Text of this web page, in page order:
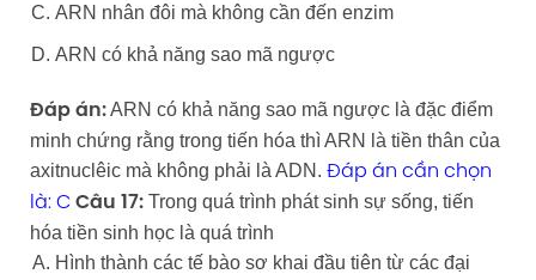
ARN nhân đôi mà không cần đến enzim
ARN có khả năng sao mã ngược
Đáp án:ARN có khả năng sao mã ngược là đặc điểm
minh chứng rằng trong tiến hóa thì ARN là tiền thân của
axitnuclêic mà không phải là ADN. Đáp án cần chọn
là: C Câu 17:Trong quá trình phát sinh sự sống, tiến
hóa tiền sinh học là quá trình
Hình thành các tế bào sơ khai đầu tiên từ các đại